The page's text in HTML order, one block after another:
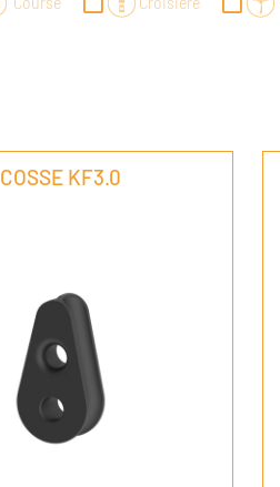
COSSE KF3.0